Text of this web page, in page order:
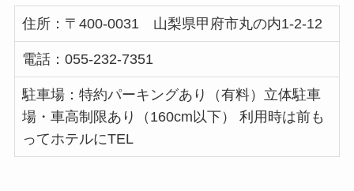
住所：〒400-0031 山梨県甲府市丸の内1-2-12
電話：055-232-7351
駐車場：特約パーキングあり（有料）立体駐車
場・車高制限あり（160cm以下） 利用時は前も
ってホテルにTEL